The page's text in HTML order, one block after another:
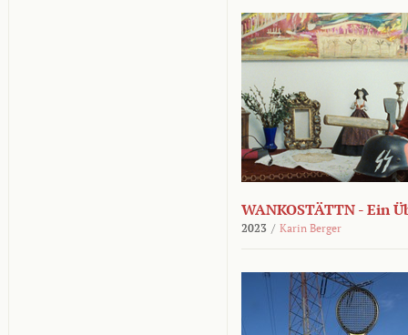
WANKOSTÄTTN - Ein
2023 / Karin Berger